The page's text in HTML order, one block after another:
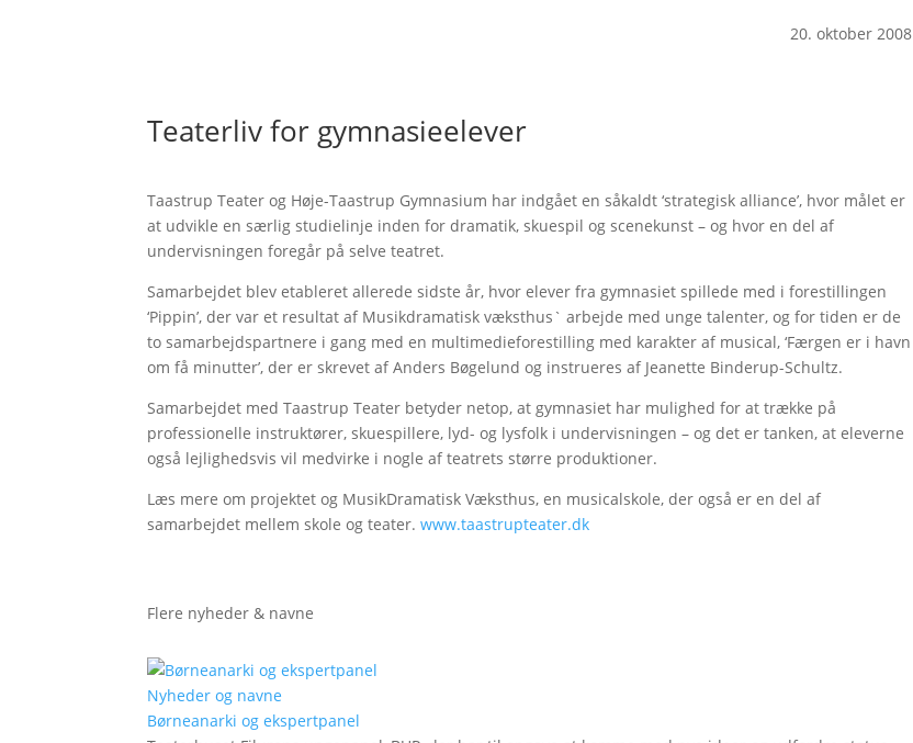
20. oktober 2008
Teaterliv for gymnasieelever
Taastrup Teater og Høje-Taastrup Gymnasium har indgået en såkaldt ‘strategisk alliance’, hvor målet er
at udvikle en særlig studielinje inden for dramatik, skuespil og scenekunst – og hvor en del af
undervisningen foregår på selve teatret.
Samarbejdet blev etableret allerede sidste år, hvor elever fra gymnasiet spillede med i forestillingen
‘Pippin’, der var et resultat af Musikdramatisk væksthus` arbejde med unge talenter, og for tiden er de
to samarbejdspartnere i gang med en multimedieforestilling med karakter af musical, ‘Færgen er i havn
om få minutter’, der er skrevet af Anders Bøgelund og instrueres af Jeanette Binderup-Schultz.
Samarbejdet med Taastrup Teater betyder netop, at gymnasiet har mulighed for at trække på
professionelle instruktører, skuespillere, lyd- og lysfolk i undervisningen – og det er tanken, at eleverne
også lejlighedsvis vil medvirke i nogle af teatrets større produktioner.
Læs mere om projektet og MusikDramatisk Væksthus, en musicalskole, der også er en del af
samarbejdet mellem skole og teater.www.taastrupteater.dk
Flere nyheder & navne
Nyheder og navne
Børneanarki og ekspertpanel